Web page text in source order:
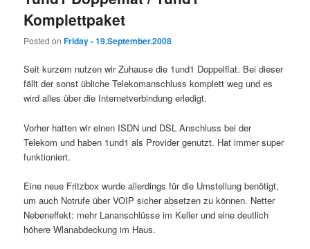
Komplettpaket
Posted onFriday - 19.September.2008
Seit kurzem nutzen wir Zuhause die 1und1 Doppelflat. Bei dieser
fällt der sonst übliche Telekomanschluss komplett weg und es
wird alles über die Internetverbindung erledigt.
Vorher hatten wir einen ISDN und DSL Anschluss bei der
Telekom und haben 1und1 als Provider genutzt. Hat immer super
funktioniert.
Eine neue Fritzbox wurde allerdings für die Umstellung benötigt,
um auch Notrufe über VOIP sicher absetzen zu können. Netter
Nebeneffekt: mehr Lananschlüsse im Keller und eine deutlich
höhere Wlanabdeckung im Haus.